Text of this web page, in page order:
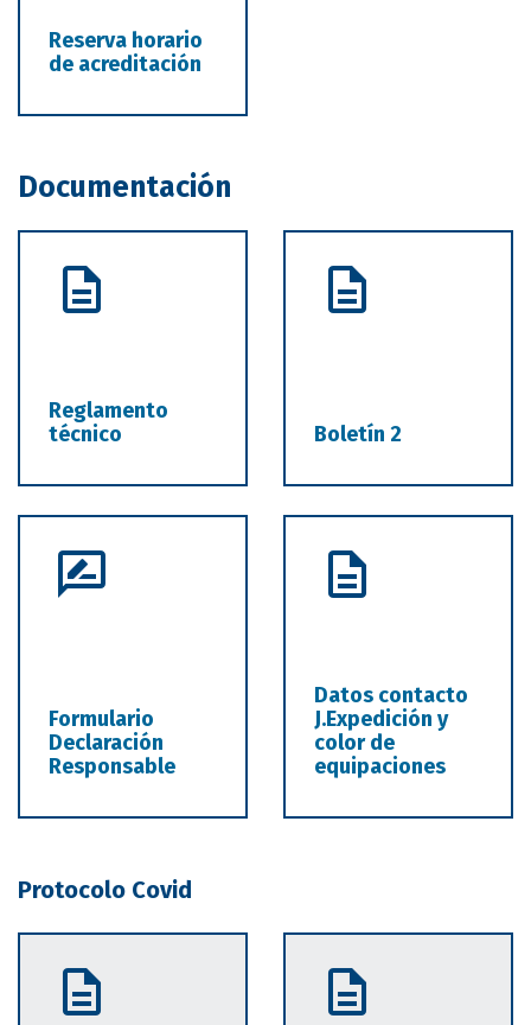
Reserva horario
de acreditación
Documentación
Reglamento
técnico
Boletín 2
Formulario
Declaración
Responsable
Datos contacto
J.Expedición y
color de
equipaciones
Protocolo Covid